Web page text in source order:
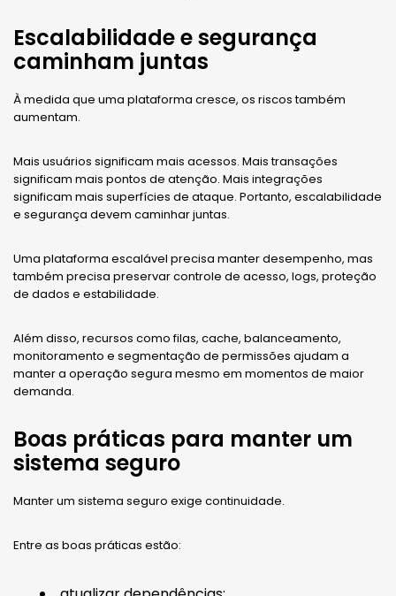
Escalabilidade e segurança
caminham juntas
À medida que uma plataforma cresce, os riscos também
aumentam.
Mais usuários significam mais acessos. Mais transações
significam mais pontos de atenção. Mais integrações
significam mais superfícies de ataque. Portanto, escalabilidade
e segurança devem caminhar juntas.
Uma plataforma escalável precisa manter desempenho, mas
também precisa preservar controle de acesso, logs, proteção
de dados e estabilidade.
Além disso, recursos como filas, cache, balanceamento,
monitoramento e segmentação de permissões ajudam a
manter a operação segura mesmo em momentos de maior
demanda.
Boas práticas para manter um
sistema seguro
Manter um sistema seguro exige continuidade.
Entre as boas práticas estão: